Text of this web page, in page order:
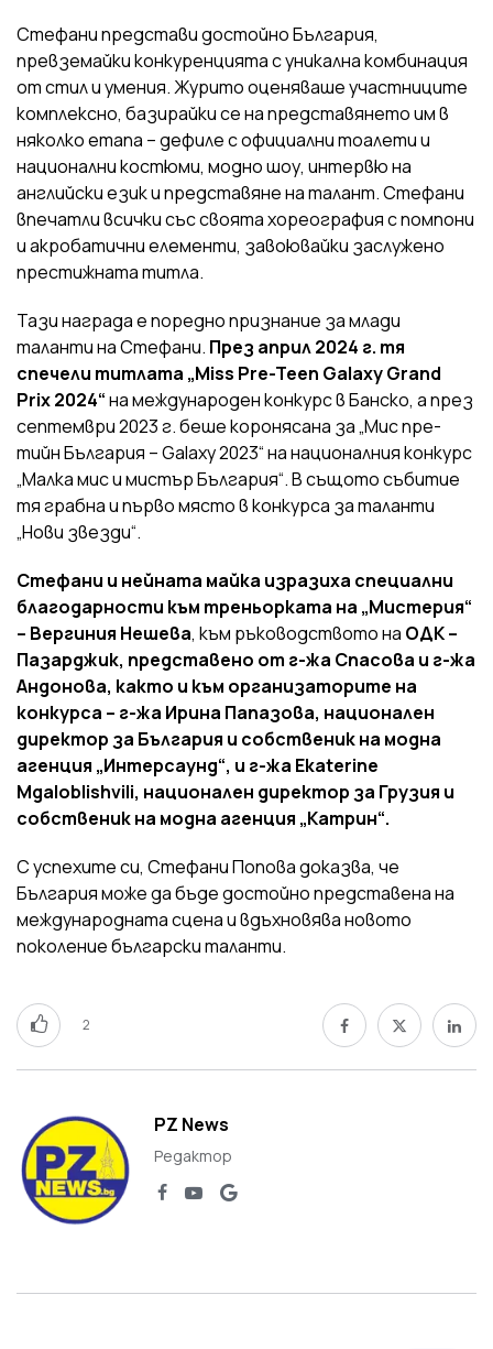
Стефани представи достойно България,
превземайки конкуренцията с уникална комбинация
от стил и умения. Журито оценяваше участниците
комплексно, базирайки се на представянето им в
няколко етапа – дефиле с официални тоалети и
национални костюми, модно шоу, интервю на
английски език и представяне на талант. Стефани
впечатли всички със своята хореография с помпони
и акробатични елементи, завоювайки заслужено
престижната титла.
Тази награда е поредно признание за млади
таланти на Стефани. През април 2024 г. тя
спечели титлата „Miss Pre-Teen Galaxy Grand
Prix 2024“на международен конкурс в Банско, а през
септември 2023 г. беше коронясана за „Мис пре-
тийн България – Galaxy 2023“ на националния конкурс
„Малка мис и мистър България“. В същото събитие
тя грабна и първо място в конкурса за таланти
„Нови звезди“.
Стефани и нейната майка изразиха специални
благодарности към треньорката на „Мистерия“
– Вергиния Нешева, към ръководството на ОДК –
Пазарджик, представено от г-жа Спасова и г-жа
Андонова, както и към организаторите на
конкурса – г-жа Ирина Папазова, национален
директор за България и собственик на модна
агенция „Интерсаунд“, и г-жа Ekaterine
Mgaloblishvili, национален директор за Грузия и
собственик на модна агенция „Катрин“.
С успехите си, Стефани Попова доказва, че
България може да бъде достойно представена на
международната сцена и вдъхновява новото
поколение български таланти.
2
PZ News
Редактор